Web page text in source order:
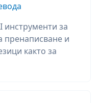
инструменти за
пренаписване и
както за